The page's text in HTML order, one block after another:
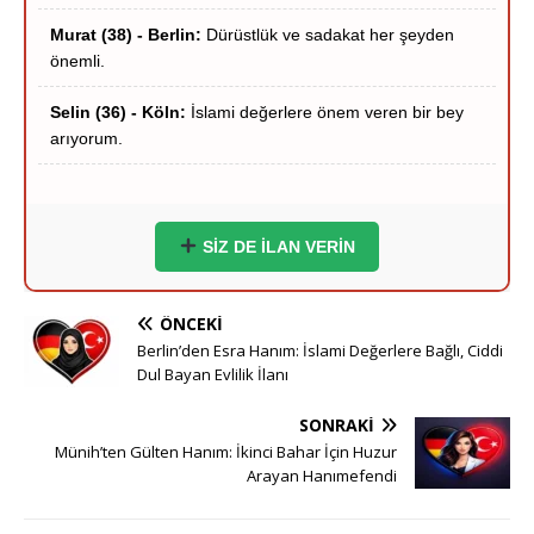
Selin (36) - Köln:İslami değerlere önem veren bir bey
arıyorum.
Hakan (40) - Münih:Stuttgart çevresi ciddi hanımlar
yazsın.
Ömer (37) - Dortmund:Hayırlı bir yuva kurmak
Esra (35) - Essen:Sigara içmeyen adaylar önceliğimdir.
Samimi ve dürüst beyler
SİZ DE İLAN VERİN
ÖNCEKI
Berlin’den Esra Hanım: İslami Değerlere Bağlı, Ciddi
Dul Bayan Evlilik İlanı
SONRAKI
Münih’ten Gülten Hanım: İkinci Bahar İçin Huzur
Arayan Hanımefendi